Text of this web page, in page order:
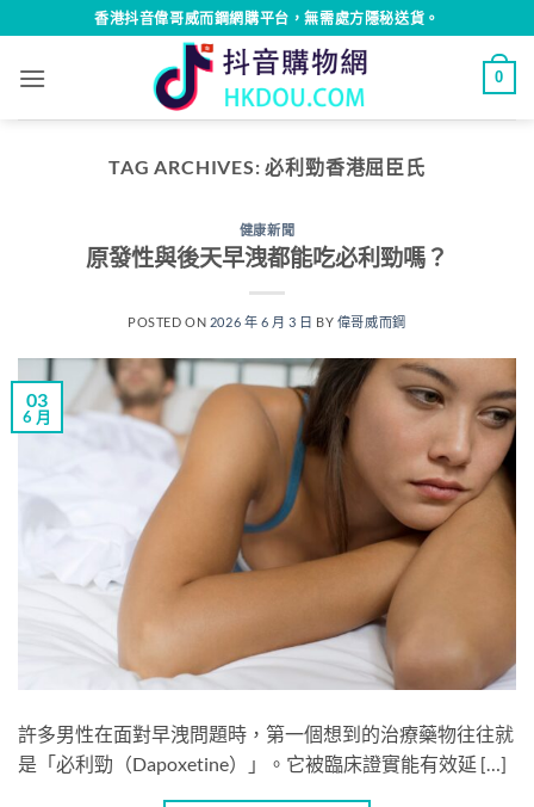
to
content
香港抖音偉哥威而鋼網購平台，無需處方隱秘送貨。
0
TAG ARCHIVES:必利勁香港屈臣氏
健康新聞
原發性與後天早洩都能吃必利勁嗎？
POSTED ON 2026 年 6 月 3 日 BY 偉哥威而鋼
03
6 月
許多男性在面對早洩問題時，第一個想到的治療藥物往往就
是「必利勁（Dapoxetine）」。它被臨床證實能有效延 […]